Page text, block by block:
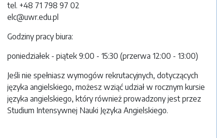
tel. +48 71 798 97 02
elc@uwr.edu.pl
Godziny pracy biura:
poniedziałek - piątek 9:00 - 15:30 (przerwa 12:00 - 13:00)
Jeśli nie spełniasz wymogów rekrutacyjnych, dotyczących
języka angielskiego, możesz wziąć udział w rocznym kursie
języka angielskiego, który również prowadzony jest przez
Studium Intensywnej Nauki Języka Angielskiego.